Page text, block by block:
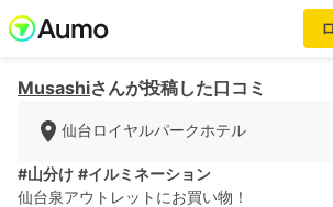
Musashiさんが投稿した口コミ
仙台ロイヤルパークホテル
#山分け #イルミネーション
仙台泉アウトレットにお買い物！